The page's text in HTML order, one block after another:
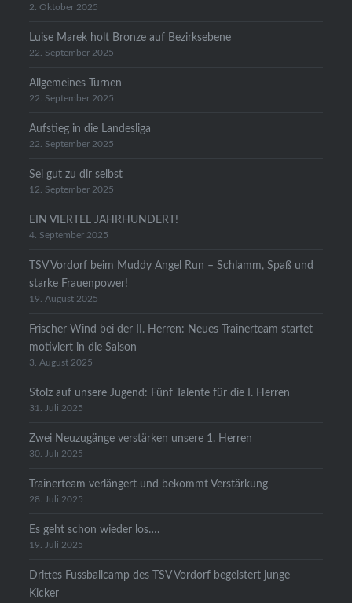
2. Oktober 2025
Luise Marek holt Bronze auf Bezirksebene
22. September 2025
Allgemeines Turnen
22. September 2025
Aufstieg in die Landesliga
22. September 2025
Sei gut zu dir selbst
12. September 2025
EIN VIERTEL JAHRHUNDERT!
4. September 2025
TSV Vordorf beim Muddy Angel Run – Schlamm, Spaß und
starke Frauenpower!
19. August 2025
Frischer Wind bei der II. Herren: Neues Trainerteam startet
motiviert in die Saison
3. August 2025
Stolz auf unsere Jugend: Fünf Talente für die I. Herren
31. Juli 2025
Zwei Neuzugänge verstärken unsere 1. Herren
30. Juli 2025
Trainerteam verlängert und bekommt Verstärkung
28. Juli 2025
Es geht schon wieder los….
19. Juli 2025
Drittes Fussballcamp des TSV Vordorf begeistert junge
Kicker